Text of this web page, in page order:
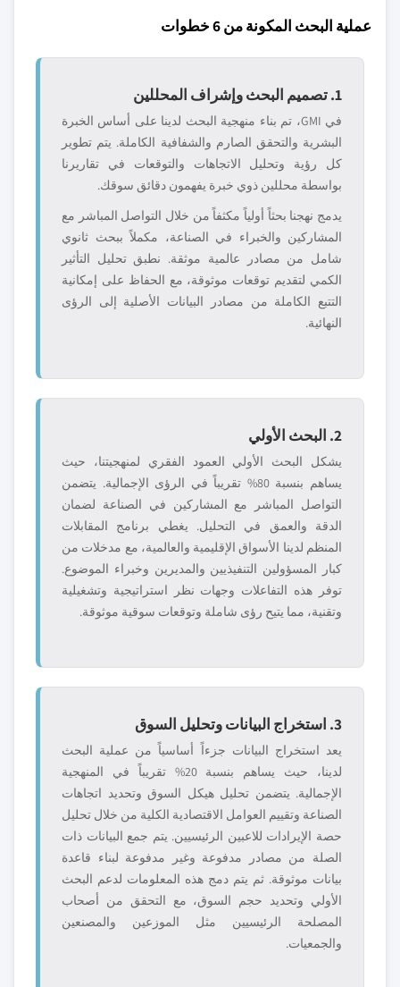
عملية البحث المكونة من 6 خطوات
1. تصميم البحث وإشراف المحللين
في GMI، تم بناء منهجية البحث لدينا على أساس الخبرة
البشرية والتحقق الصارم والشفافية الكاملة. يتم تطوير
كل رؤية وتحليل الاتجاهات والتوقعات في تقاريرنا
بواسطة محللين ذوي خبرة يفهمون دقائق سوقك.
يدمج نهجنا بحثاً أولياً مكثفاً من خلال التواصل المباشر مع
المشاركين والخبراء في الصناعة، مكملاً ببحث ثانوي
شامل من مصادر عالمية موثقة. نطبق تحليل التأثير
الكمي لتقديم توقعات موثوقة، مع الحفاظ على إمكانية
التتبع الكاملة من مصادر البيانات الأصلية إلى الرؤى
النهائية.
2. البحث الأولي
يشكل البحث الأولي العمود الفقري لمنهجيتنا، حيث
يساهم بنسبة 80% تقريباً في الرؤى الإجمالية. يتضمن
التواصل المباشر مع المشاركين في الصناعة لضمان
الدقة والعمق في التحليل. يغطي برنامج المقابلات
المنظم لدينا الأسواق الإقليمية والعالمية، مع مدخلات من
كبار المسؤولين التنفيذيين والمديرين وخبراء الموضوع.
توفر هذه التفاعلات وجهات نظر استراتيجية وتشغيلية
وتقنية، مما يتيح رؤى شاملة وتوقعات سوقية موثوقة.
3. استخراج البيانات وتحليل السوق
يعد استخراج البيانات جزءاً أساسياً من عملية البحث
لدينا، حيث يساهم بنسبة 20% تقريباً في المنهجية
الإجمالية. يتضمن تحليل هيكل السوق وتحديد اتجاهات
الصناعة وتقييم العوامل الاقتصادية الكلية من خلال تحليل
حصة الإيرادات للاعبين الرئيسيين. يتم جمع البيانات ذات
الصلة من مصادر مدفوعة وغير مدفوعة لبناء قاعدة
بيانات موثوقة. ثم يتم دمج هذه المعلومات لدعم البحث
الأولي وتحديد حجم السوق، مع التحقق من أصحاب
المصلحة الرئيسيين مثل الموزعين والمصنعين
والجمعيات.